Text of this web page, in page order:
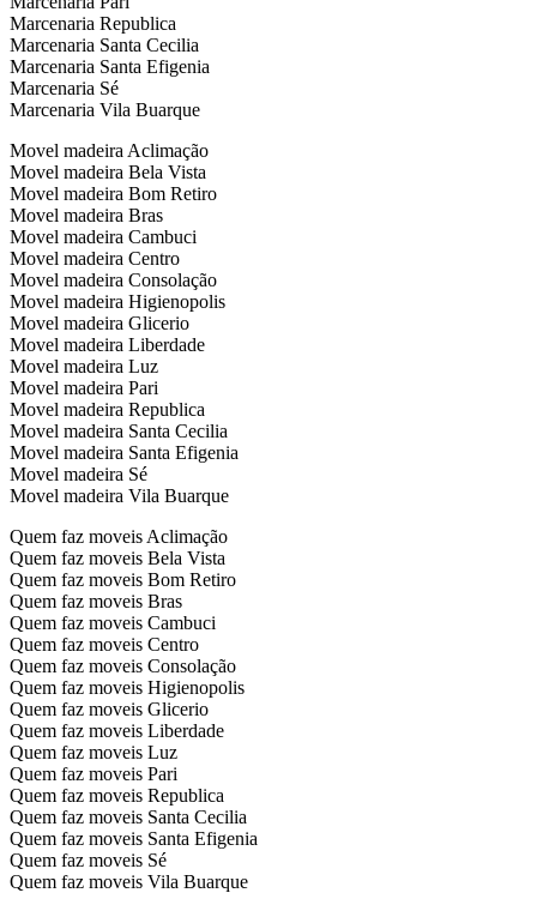
Marcenaria Republica
Marcenaria Santa Cecilia
Marcenaria Santa Efigenia
Marcenaria Sé
Marcenaria Vila Buarque
Movel madeira Aclimação
Movel madeira Bela Vista
Movel madeira Bom Retiro
Movel madeira Bras
Movel madeira Cambuci
Movel madeira Centro
Movel madeira Consolação
Movel madeira Higienopolis
Movel madeira Glicerio
Movel madeira Liberdade
Movel madeira Luz
Movel madeira Pari
Movel madeira Republica
Movel madeira Santa Cecilia
Movel madeira Santa Efigenia
Movel madeira Sé
Movel madeira Vila Buarque
Quem faz moveis Aclimação
Quem faz moveis Bela Vista
Quem faz moveis Bom Retiro
Quem faz moveis Bras
Quem faz moveis Cambuci
Quem faz moveis Centro
Quem faz moveis Consolação
Quem faz moveis Higienopolis
Quem faz moveis Glicerio
Quem faz moveis Liberdade
Quem faz moveis Luz
Quem faz moveis Pari
Quem faz moveis Republica
Quem faz moveis Santa Cecilia
Quem faz moveis Santa Efigenia
Quem faz moveis Sé
Quem faz moveis Vila Buarque